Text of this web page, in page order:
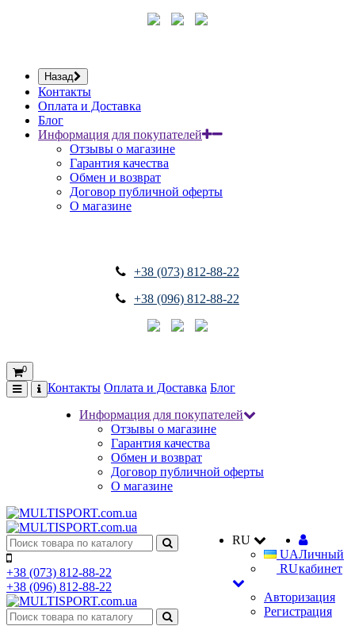
Назад
Контакты
Оплата и Доставка
Блог
Информация для покупателей
Отзывы о магазине
Гарантия качества
Обмен и возврат
Договор публичной оферты
О магазине
+38 (073) 812-88-22
+38 (096) 812-88-22
0
Контакты Оплата и Доставка Блог
Информация для покупателей
Отзывы о магазине
Гарантия качества
Обмен и возврат
Договор публичной оферты
О магазине
RU
UA
RU
Личный
кабинет
Авторизация
Регистрация
+38 (073) 812-88-22
+38 (096) 812-88-22